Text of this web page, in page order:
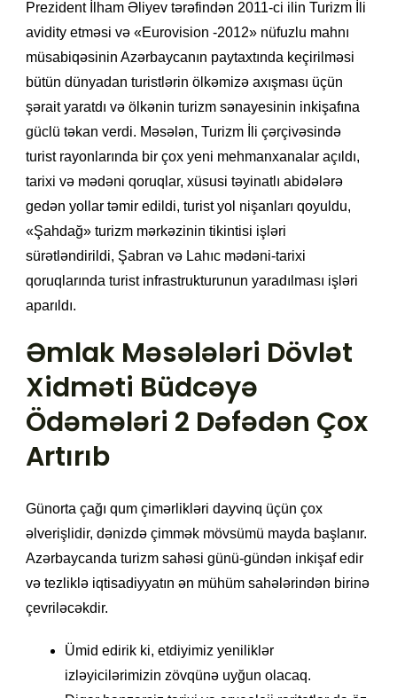
Prezident İlham Əliyev tərəfindən 2011-ci ilin Turizm İli
avidity etməsi və «Eurovision -2012» nüfuzlu mahnı
müsabiqəsinin Azərbaycanın paytaxtında keçirilməsi
bütün dünyadan turistlərin ölkəmizə axışması üçün
şərait yaratdı və ölkənin turizm sənayesinin inkişafına
güclü təkan verdi. Məsələn, Turizm İli çərçivəsində
turist rayonlarında bir çox yeni mehmanxanalar açıldı,
tarixi və mədəni qoruqlar, xüsusi təyinatlı abidələrə
gedən yollar təmir edildi, turist yol nişanları qoyuldu,
«Şahdağ» turizm mərkəzinin tikintisi işləri
sürətləndirildi, Şabran və Lahıc mədəni-tarixi
qoruqlarında turist infrastrukturunun yaradılması işləri
aparıldı.
Əmlak Məsələləri Dövlət
Xidməti Büdcəyə
Ödəmələri 2 Dəfədən Çox
Artırıb
Günorta çağı qum çimərlikləri dayvinq üçün çox
əlverişlidir, dənizdə çimmək mövsümü mayda başlanır.
Azərbaycanda turizm sahəsi günü-gündən inkişaf edir
və tezliklə iqtisadiyyatın ən mühüm sahələrindən birinə
çevriləcəkdir.
Ümid edirik ki, etdiyimiz yeniliklər
izləyicilərimizin zövqünə uyğun olacaq.